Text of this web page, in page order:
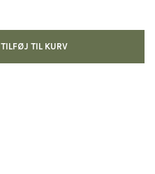
TILFØJ TIL KURV